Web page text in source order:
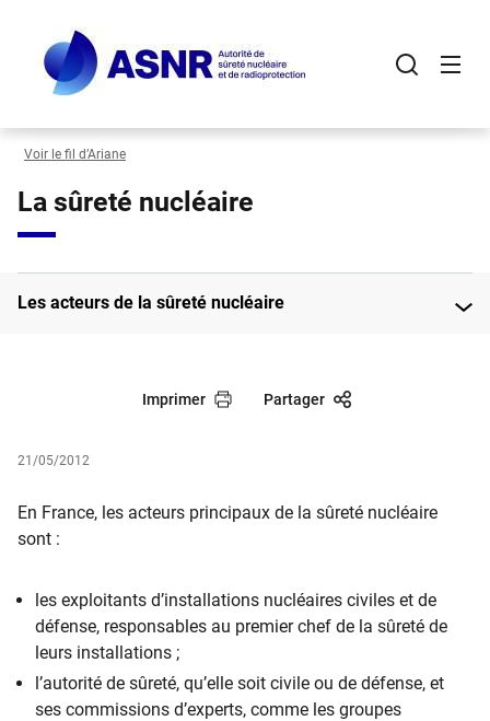
contenu
principal
Voir le fil d’Ariane
La sûreté nucléaire
Les acteurs de la sûreté nucléaire
Imprimer Partager
21/05/2012
En France, les acteurs principaux de la sûreté nucléaire
sont :
les exploitants d’installations nucléaires civiles et de
défense, responsables au premier chef de la sûreté de
leurs installations ;
l’autorité de sûreté, qu’elle soit civile ou de défense, et
ses commissions d’experts, comme les groupes